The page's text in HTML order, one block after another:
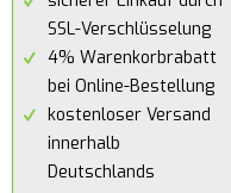
SSL-Verschlüsselung
4% Warenkorbrabatt
bei Online-Bestellung
kostenloser Versand
innerhalb
Deutschlands